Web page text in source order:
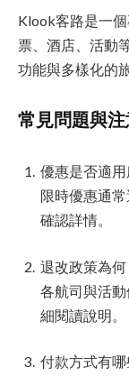
Klook客路是一
票、酒店、活動
功能與多樣化的
常見問題與
優惠是否適用
限時優惠通
確認詳情。
退改政策為何
各航司與活
細閱讀說明。
付款方式有哪